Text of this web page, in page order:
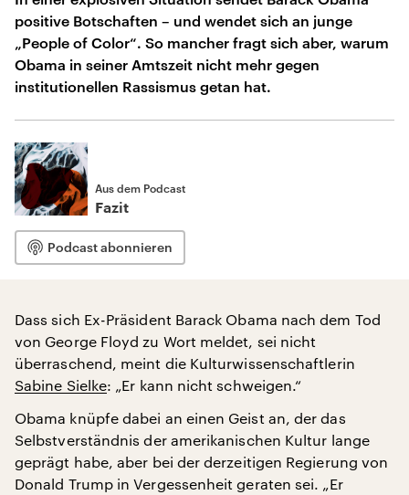
positive Botschaften – und wendet sich an junge
„People of Color“. So mancher fragt sich aber, warum
Obama in seiner Amtszeit nicht mehr gegen
institutionellen Rassismus getan hat.
Aus dem Podcast
Fazit
Podcast abonnieren
Dass sich Ex-Präsident Barack Obama nach dem Tod
von George Floyd zu Wort meldet, sei nicht
überraschend, meint die Kulturwissenschaftlerin
Sabine Sielke: „Er kann nicht schweigen.“
Obama knüpfe dabei an einen Geist an, der das
Selbstverständnis der amerikanischen Kultur lange
geprägt habe, aber bei der derzeitigen Regierung von
Donald Trump in Vergessenheit geraten sei. „Er